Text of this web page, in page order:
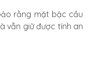
rằng mặt bậc cầu
vẫn giữ được tính an